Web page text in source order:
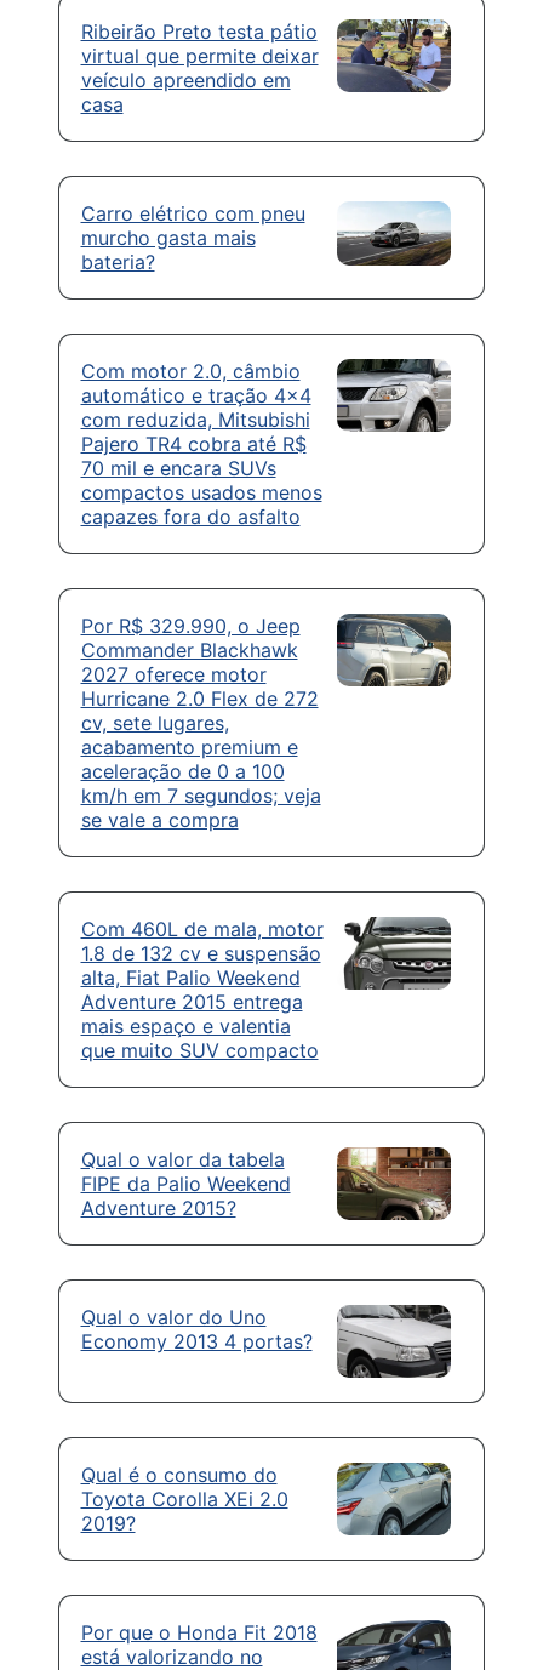
Ribeirão Preto testa pátio
virtual que permite deixar
veículo apreendido em
casa
Carro elétrico com pneu
murcho gasta mais
bateria?
Com motor 2.0, câmbio
automático e tração 4×4
com reduzida, Mitsubishi
Pajero TR4 cobra até R$
70 mil e encara SUVs
compactos usados menos
capazes fora do asfalto
Por R$ 329.990, o Jeep
Commander Blackhawk
2027 oferece motor
Hurricane 2.0 Flex de 272
cv, sete lugares,
acabamento premium e
aceleração de 0 a 100
km/h em 7 segundos; veja
se vale a compra
Com 460L de mala, motor
1.8 de 132 cv e suspensão
alta, Fiat Palio Weekend
Adventure 2015 entrega
mais espaço e valentia
que muito SUV compacto
Qual o valor da tabela
FIPE da Palio Weekend
Adventure 2015?
Qual o valor do Uno
Economy 2013 4 portas?
Qual é o consumo do
Toyota Corolla XEi 2.0
2019?
Por que o Honda Fit 2018
está valorizando no